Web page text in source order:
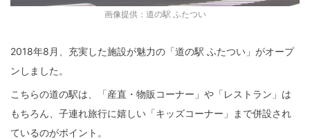
画像提供：道の駅 ふたつい
2018年8月、充実した施設が魅力の「道の駅 ふたつい」がオープ
ンしました。
こちらの道の駅は、「産直・物販コーナー」や「レストラン」は
もちろん、子連れ旅行に嬉しい「キッズコーナー」まで併設され
ているのがポイント。